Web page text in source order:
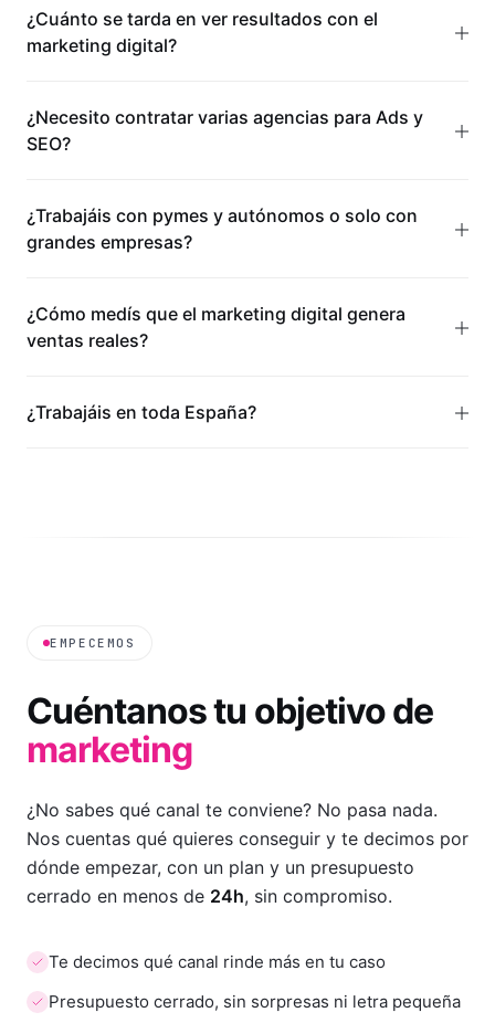
¿Cuánto se tarda en ver resultados con el
marketing digital?
¿Necesito contratar varias agencias para Ads y
SEO?
¿Trabajáis con pymes y autónomos o solo con
grandes empresas?
¿Cómo medís que el marketing digital genera
ventas reales?
¿Trabajáis en toda España?
EMPECEMOS
Cuéntanos tu objetivo de
marketing
¿No sabes qué canal te conviene? No pasa nada.
Nos cuentas qué quieres conseguir y te decimos por
dónde empezar, con un plan y un presupuesto
cerrado en menos de 24h, sin compromiso.
Te decimos qué canal rinde más en tu caso
Presupuesto cerrado, sin sorpresas ni letra pequeña